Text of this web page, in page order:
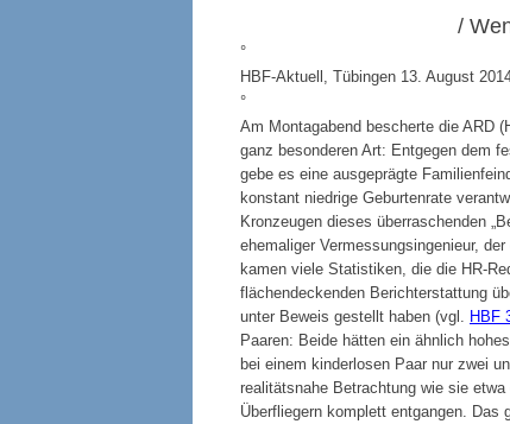
/
°
HBF-Aktuell, Tübingen 13. August
°
Am Montagabend bescherte die ARD
ganz besonderen Art: Entgegen dem
gebe es eine ausgeprägte
konstant niedrige Geburtenrate
Kronzeugen dieses überraschenden
ehemaliger Vermessungsingenieur,
kamen viele Statistiken, die die HR-
flächendeckenden Berichterstattung
unter Beweis gestellt haben (vgl. HBF
Paaren: Beide hätten ein ähnlich
bei einem kinderlosen Paar nur zwei
realitätsnahe Betrachtung wie sie
Überfliegern komplett entgangen. Das